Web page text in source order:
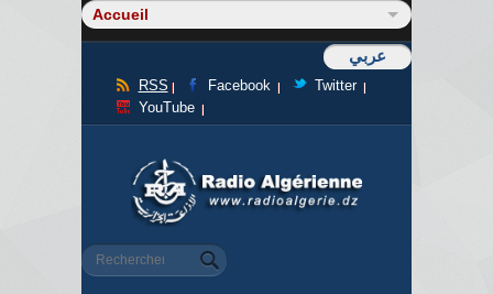
عربي
RSS Facebook
Twitter
YouTube
Formulaire de recherche
Rechercher